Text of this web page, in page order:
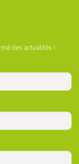
des actualités !